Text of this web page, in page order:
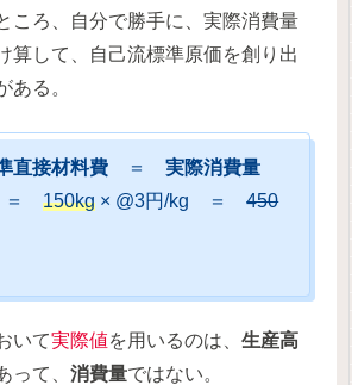
ころ、自分で勝手に、実際消費量
算して、自己流標準原価を創り出
ある。
直接材料費 ＝実際消費量
150kg × @3円/kg ＝450
いて実際値を用いるのは、生産高
って、消費量ではない。